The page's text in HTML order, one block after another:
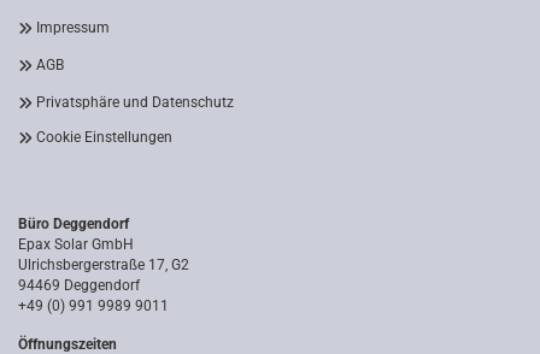
Impressum
AGB
Privatsphäre und Datenschutz
Cookie Einstellungen
Büro Deggendorf
Epax Solar GmbH
Ulrichsbergerstraße 17, G2
94469 Deggendorf
+49 (0) 991 9989 9011
Öffnungszeiten